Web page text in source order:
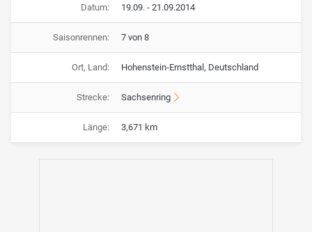
Datum: 19.09. - 21.09.2014
Saisonrennen: 7 von 8
Ort, Land: Hohenstein-Ernstthal, Deutschland
Strecke: Sachsenring
Länge: 3,671 km